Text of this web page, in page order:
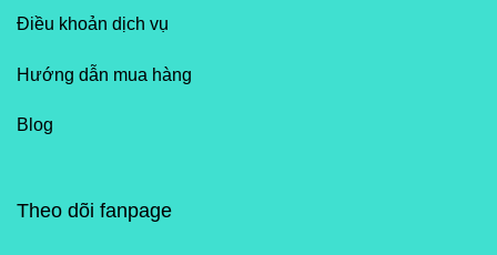
Điều khoản dịch vụ
Hướng dẫn mua hàng
Blog
Theo dõi fanpage